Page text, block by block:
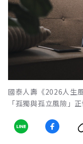
國泰人壽《2026人生
「孤獨與孤立風險」